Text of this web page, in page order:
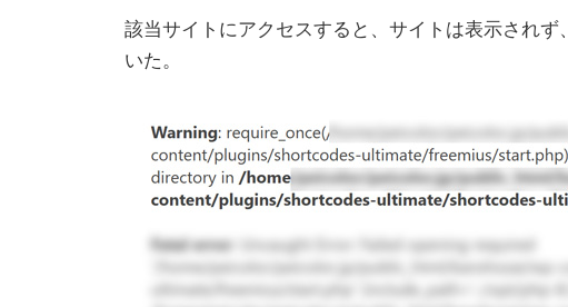
該当サイトにアクセスすると、サイトは表示され
いた。